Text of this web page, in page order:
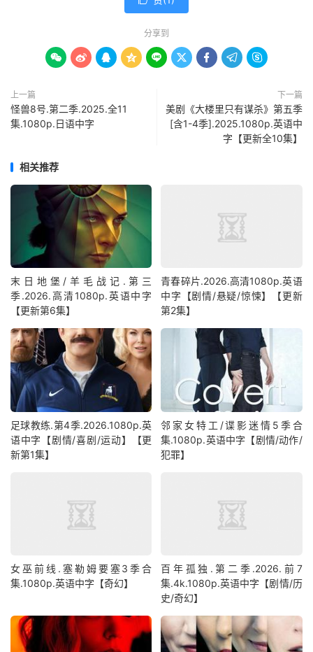
分享到
        
上一篇
怪兽8号.第二季.2025.全11
集.1080p.日语中字
下一篇
美剧《大楼里只有谋杀》第五季
[含1-4季].2025.1080p.英语中
字【更新全10集】
相关推荐
末日地堡/羊毛战记.第三
季.2026.高清1080p.英语中字
【更新第6集】
青春碎片.2026.高清1080p.英语
中字【剧情/悬疑/惊悚】【更新
第2集】
足球教练.第4季.2026.1080p.英
语中字【剧情/喜剧/运动】【更
新第1集】
邻家女特工/谍影迷情5季合
集.1080p.英语中字【剧情/动作/
犯罪】
女巫前线.塞勒姆要塞3季合
集.1080p.英语中字【奇幻】
百年孤独.第二季.2026.前7
集.4k.1080p.英语中字【剧情/历
史/奇幻】